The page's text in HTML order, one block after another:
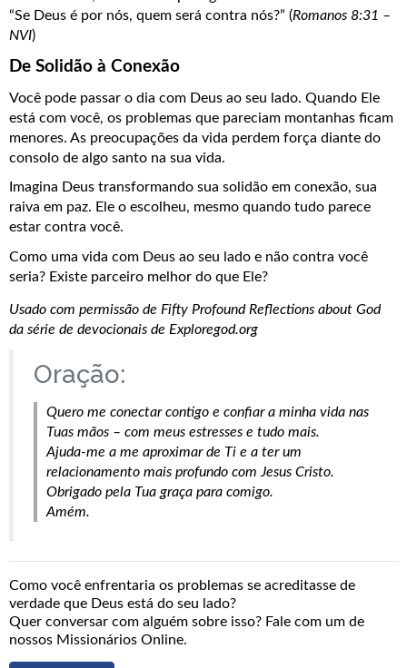
“Se Deus é por nós, quem será contra nós?” (Romanos 8:31 –
NVI)
De Solidão à Conexão
Você pode passar o dia com Deus ao seu lado. Quando Ele
está com você, os problemas que pareciam montanhas ficam
menores. As preocupações da vida perdem força diante do
consolo de algo santo na sua vida.
Imagina Deus transformando sua solidão em conexão, sua
raiva em paz. Ele o escolheu, mesmo quando tudo parece
estar contra você.
Como uma vida com Deus ao seu lado e não contra você
seria? Existe parceiro melhor do que Ele?
Usado com permissão de Fifty Profound Reflections about God
da série de devocionais de Exploregod.org
Oração:
Quero me conectar contigo e confiar a minha vida nas
Tuas mãos – com meus estresses e tudo mais.
Ajuda-me a me aproximar de Ti e a ter um
relacionamento mais profundo com Jesus Cristo.
Obrigado pela Tua graça para comigo.
Amém.
Como você enfrentaria os problemas se acreditasse de
verdade que Deus está do seu lado?
Quer conversar com alguém sobre isso? Fale com um de
nossos Missionários Online.